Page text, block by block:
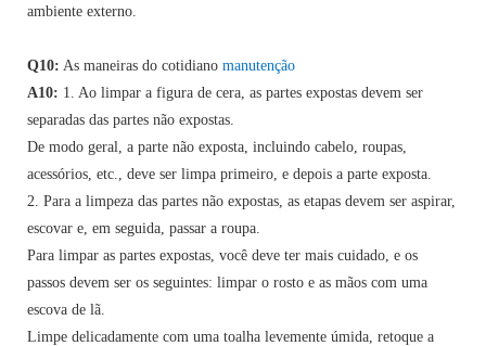
ambiente externo.
Q10: As maneiras do cotidiano manutenção
A10: 1. Ao limpar a figura de cera, as partes expostas devem ser
separadas das partes não expostas.
De modo geral, a parte não exposta, incluindo cabelo, roupas,
acessórios, etc., deve ser limpa primeiro, e depois a parte exposta.
2. Para a limpeza das partes não expostas, as etapas devem ser aspirar,
escovar e, em seguida, passar a roupa.
Para limpar as partes expostas, você deve ter mais cuidado, e os
passos devem ser os seguintes: limpar o rosto e as mãos com uma
escova de lã.
Limpe delicadamente com uma toalha levemente úmida, retoque a